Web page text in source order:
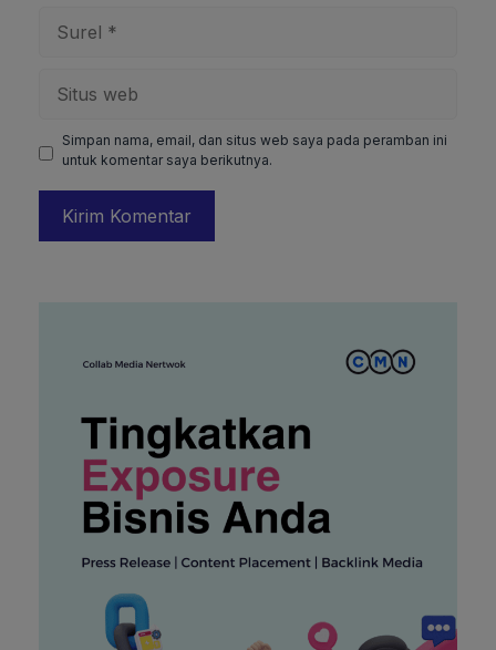
web
Simpan nama, email, dan situs web saya pada peramban ini
untuk komentar saya berikutnya.